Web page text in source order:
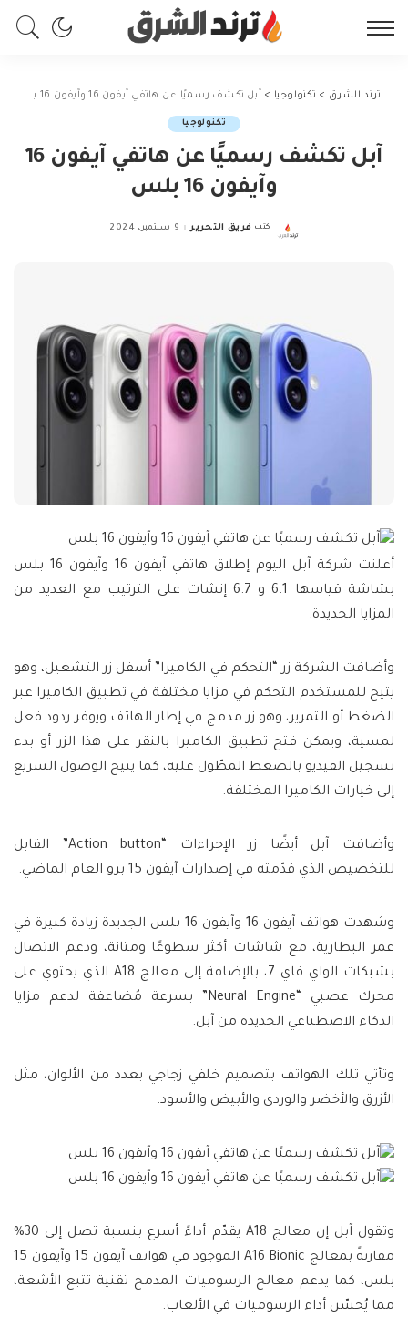
ترند الشرق > تكنولوجيا > آبل تكشف رسميًا عن هاتفي آيفون 16 وآيفون 16 بلس
تكنولوجيا
آبل تكشف رسميًا عن هاتفي آيفون 16
وآيفون 16 بلس
Posted
كتب فريق التحرير 9 سبتمبر، 2024
أعلنت شركة آبل اليوم إطلاق هاتفي آيفون 16 وآيفون 16 بلس
بشاشة قياسها 6.1 و 6.7 إنشات على الترتيب مع العديد من
المزايا الجديدة.
وأضافت الشركة زر “التحكم في الكاميرا” أسفل زر التشغيل، وهو
يتيح للمستخدم التحكم في مزايا مختلفة في تطبيق الكاميرا عبر
الضغط أو التمرير، وهو زر مدمج في إطار الهاتف ويوفر ردود فعل
لمسية، ويمكن فتح تطبيق الكاميرا بالنقر على هذا الزر أو بدء
تسجيل الفيديو بالضغط المطّول عليه، كما يتيح الوصول السريع
إلى خيارات الكاميرا المختلفة.
وأضافت آبل أيضًا زر الإجراءات “Action button” القابل
للتخصيص الذي قدّمته في إصدارات آيفون 15 برو العام الماضي.
وشهدت هواتف آيفون 16 وآيفون 16 بلس الجديدة زيادة كبيرة في
عمر البطارية، مع شاشات أكثر سطوعًا ومتانة، ودعم الاتصال
بشبكات الواي فاي 7، بالإضافة إلى معالج A18 الذي يحتوي على
محرك عصبي “Neural Engine” بسرعة مُضاعفة لدعم مزايا
الذكاء الاصطناعي الجديدة من آبل.
وتأتي تلك الهواتف بتصميم خلفي زجاجي بعدد من الألوان، مثل
الأزرق والأخضر والوردي والأبيض والأسود.
وتقول آبل إن معالج A18 يقدّم أداءً أسرع بنسبة تصل إلى 30%
مقارنةً بمعالج A16 Bionic الموجود في هواتف آيفون 15 وآيفون 15
بلس، كما يدعم معالج الرسوميات المدمج تقنية تتبع الأشعة،
مما يُحسّن أداء الرسوميات في الألعاب.